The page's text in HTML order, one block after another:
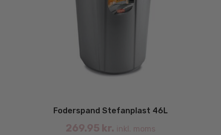
Foderspand Stefanplast 46L
269.95 kr. inkl. moms